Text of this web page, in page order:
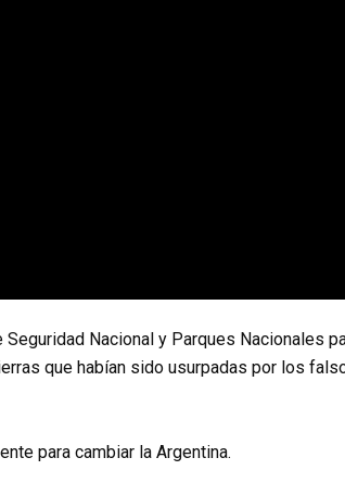
Nacional y Parques Nacionales
que habían sido usurpadas por los
para cambiar la Argentina.